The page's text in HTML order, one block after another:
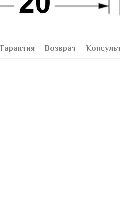
Гарантия Возврат